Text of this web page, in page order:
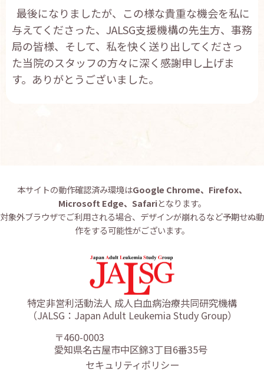
最後になりましたが、この様な貴重な機会を私に
与えてくださった、JALSG支援機構の先生方、事務
局の皆様、そして、私を快く送り出してくださっ
た当院のスタッフの方々に深く感謝申し上げま
す。ありがとうございました。
本サイトの動作確認済み環境はGoogle Chrome、Firefox、
Microsoft Edge、Safariとなります。
対象外ブラウザでご利用される場合、デザインが崩れるなど予期せぬ動
作をする可能性がございます。
特定非営利活動法人 成人白血病治療共同研究機構
（JALSG：Japan Adult Leukemia Study Group）
〒460-0003
愛知県名古屋市中区錦3丁目6番35号
セキュリティポリシー